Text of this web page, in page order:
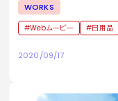
WORKS
Webムービー 日用品
2020/09/17